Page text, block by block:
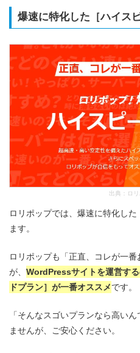
爆速に特化した［ハイス
出典： ロ
ロリポップでは、爆速に特化し
ます。
ロリポップも「正直、コレが一
が、 WordPressサイトを運営す
ドプラン］が一番オススメです。
「そんなスゴいプランなら高い
ませんが、ご安心ください。